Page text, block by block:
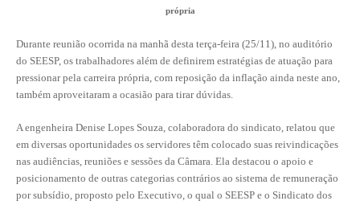
LEGISLAÇÃO
LEI 4.950-A/1966 – PISO SALARIAL
LEI 5.194/1966 – REGULAMENTAÇÃO DA PROFISSÃO
LEI 6.496/1977 – ART
RES 1.002/2002 – CÓDIGO DE ÉTICA
própria
Durante reunião ocorrida na manhã desta terça-feira (25/11), no auditório
do SEESP, os trabalhadores além de definirem estratégias de atuação para
pressionar pela carreira própria, com reposição da inflação ainda neste ano,
também aproveitaram a ocasião para tirar dúvidas.
A engenheira Denise Lopes Souza, colaboradora do sindicato, relatou que
em diversas oportunidades os servidores têm colocado suas reivindicações
nas audiências, reuniões e sessões da Câmara. Ela destacou o apoio e
posicionamento de outras categorias contrários ao sistema de remuneração
por subsídio, proposto pelo Executivo, o qual o SEESP e o Sindicato dos